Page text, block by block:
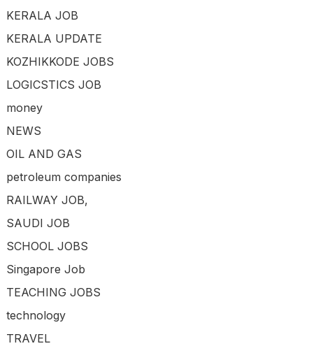
KERALA JOB
KERALA UPDATE
KOZHIKKODE JOBS
LOGICSTICS JOB
money
NEWS
OIL AND GAS
petroleum companies
RAILWAY JOB,
SAUDI JOB
SCHOOL JOBS
Singapore Job
TEACHING JOBS
technology
TRAVEL